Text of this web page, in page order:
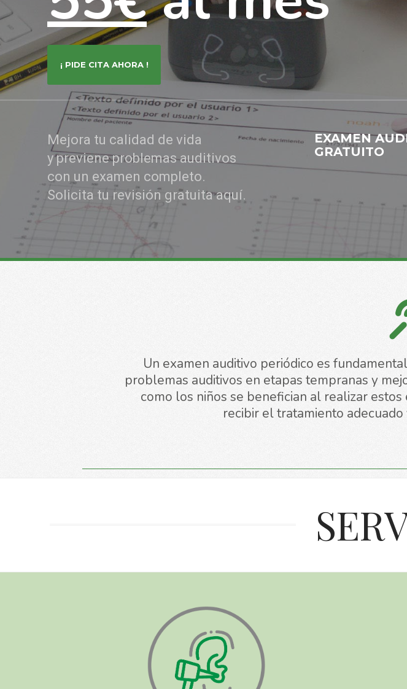
Tu
¡ PIDE CITA AHORA !
Mejora tu calidad de vida
y previene problemas auditivos
con un examen completo.
Solicita tu revisión gratuita aquí.
EXAMEN
GRATUITO
Un examen auditivo periódico es
problemas auditivos en etapas tempranas y
como los niños se benefician al realizar
recibir el tratamiento